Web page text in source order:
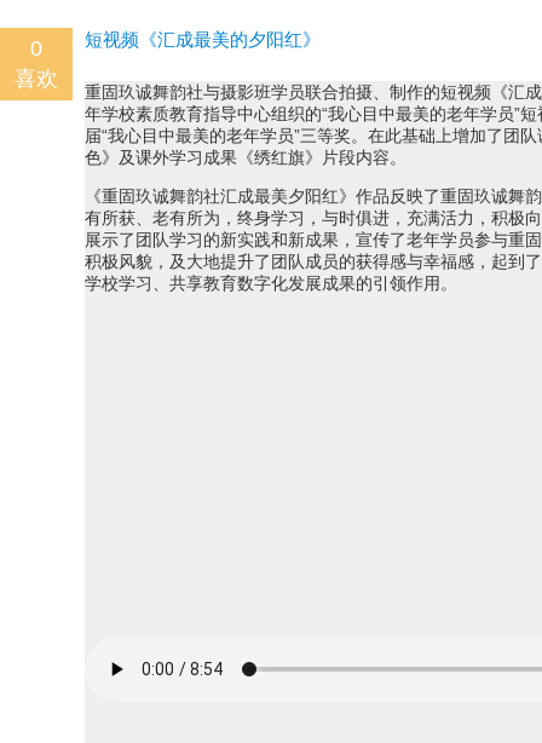
短视频《汇成最美的夕阳红》
重固玖诚舞韵社与摄影班学员联合拍摄、制作的短视频《汇
年学校素质教育指导中心组织的“我心目中最美的老年学员”
届“我心目中最美的老年学员”三等奖。在此基础上增加了团
色》及课外学习成果《绣红旗》片段内容。
《重固玖诚舞韵社汇成最美夕阳红》作品反映了重固玖诚舞
有所获、老有所为，终身学习，与时俱进，充满活力，积极
展示了团队学习的新实践和新成果，宣传了老年学员参与重
积极风貌，及大地提升了团队成员的获得感与幸福感，起到
学校学习、共享教育数字化发展成果的引领作用。
0
喜欢